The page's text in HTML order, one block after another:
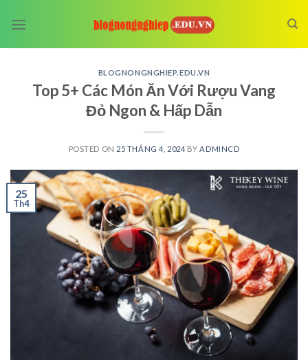
BLOGNONGNGHIEP.EDU.VN
Top 5+ Các Món Ăn Với Rượu Vang
Đỏ Ngon & Hấp Dẫn
POSTED ON 25 THÁNG 4, 2024 BY ADMINCD
25
Th4